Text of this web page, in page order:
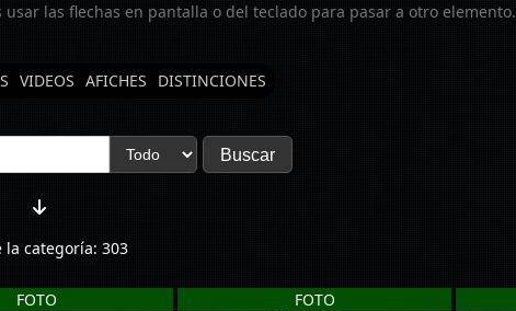
las flechas en pantalla o del teclado para pasar a otro elemento.
VIDEOS AFICHES DISTINCIONES
la categoría: 303
FOTO FOTO